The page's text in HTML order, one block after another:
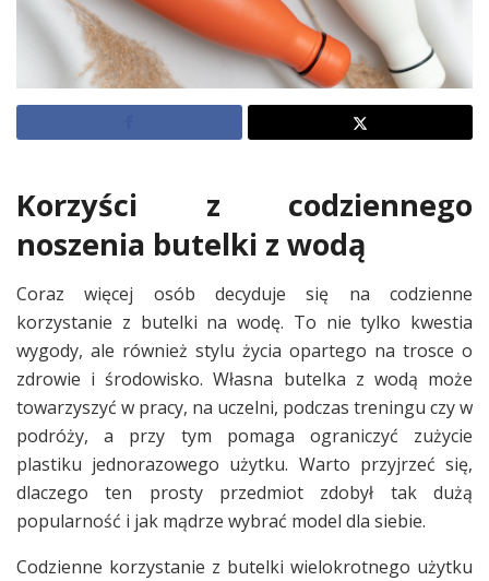
Korzyści z codziennego
noszenia butelki z wodą
Coraz więcej osób decyduje się na codzienne
korzystanie z butelki na wodę. To nie tylko kwestia
wygody, ale również stylu życia opartego na trosce o
zdrowie i środowisko. Własna butelka z wodą może
towarzyszyć w pracy, na uczelni, podczas treningu czy w
podróży, a przy tym pomaga ograniczyć zużycie
plastiku jednorazowego użytku. Warto przyjrzeć się,
dlaczego ten prosty przedmiot zdobył tak dużą
popularność i jak mądrze wybrać model dla siebie.
Codzienne korzystanie z butelki wielokrotnego użytku